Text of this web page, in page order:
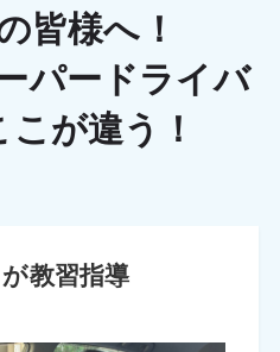
皆様へ！
パードライバ
が違う！
教習指導